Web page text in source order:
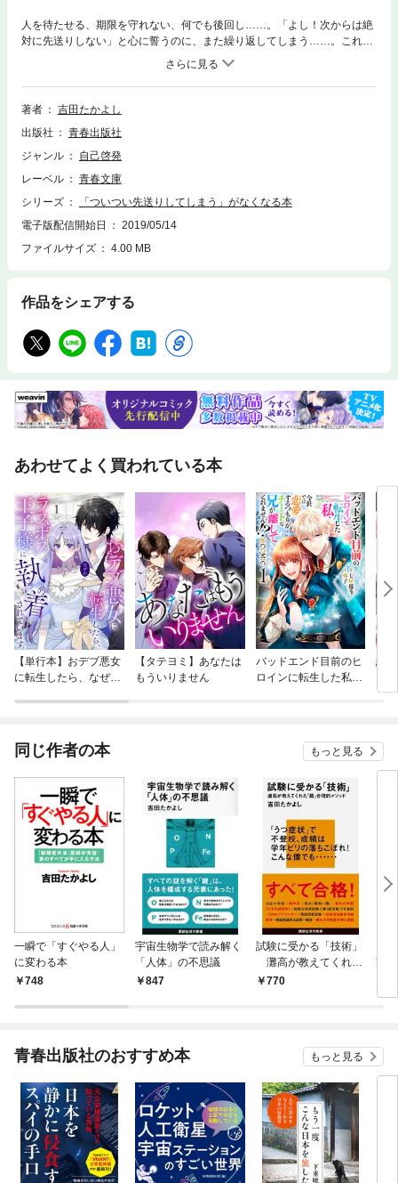
人を待たせる、期限を守れない、何でも後回し……。「よし！次からは絶
対に先送りしない」と心に誓うのに、また繰り返してしまう……。これ
は、あなたの心が弱いせいではありません。脳に先送りしてしまう４つの
クセがついているのが原因です。タイプ１ つい後回しにする「めんどく
さ脳」タイプ２ 完璧を目指してしまう「キチキチ脳」タイプ３ 自分を
過信する「なんとかなるさ脳」タイプ４ 心配しすぎの「ネガティブ脳」
ば、あなたは確実に変わります。
著者
吉田たかよし
出版社
青春出版社
ジャンル
自己啓発
レーベル
青春文庫
シリーズ
「ついつい先送りしてしまう」がなくなる本
電子版配信開始日
2019/05/14
ファイルサイズ
4.00 MB
作品をシェアする
あわせてよく買われている本
【単行本】おデブ悪女
に転生したら、なぜか
【タテヨミ】あなたは
もういりません
バッドエンド目前のヒ
ロインに転生した私、
結
同じ作者の本 もっと見る
一瞬で「すぐやる人」
に変わる本
748
宇宙生物学で読み解く
「人体」の不思議
847
試験に受かる「技術」
灘高が教えてくれた
「超」合理的メソッド
770
方
え
青春出版社のおすすめ本 もっと見る